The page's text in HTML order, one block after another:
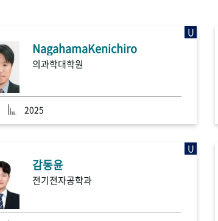
NagahamaKenichiro
의과학대학원
2025
U
감동윤
전기전자공학과
U